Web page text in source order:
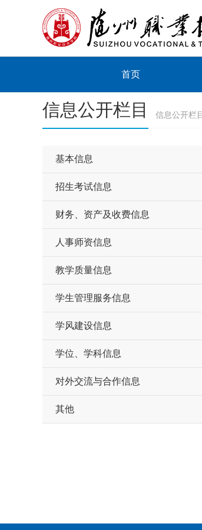
首页
信息公开栏目 信息公开栏
基本信息
招生考试信息
财务、资产及收费信息
人事师资信息
教学质量信息
学生管理服务信息
学风建设信息
学位、学科信息
对外交流与合作信息
其他